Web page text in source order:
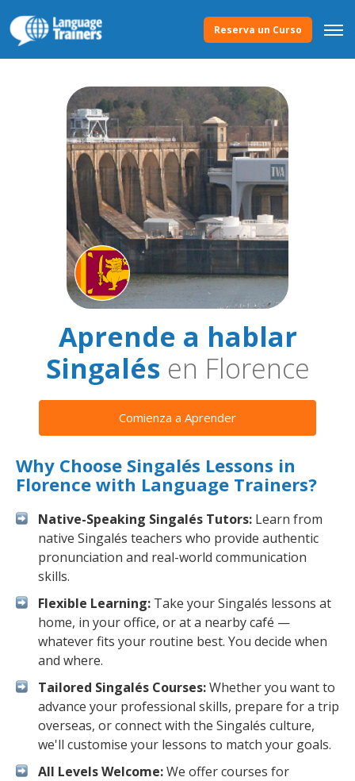
Reserva un Curso
Aprende a hablar
Singalésen Florence
Comienza a Aprender
Why Choose Singalés Lessons in
Florence with Language Trainers?
Native-Speaking Singalés Tutors: Learn from
native Singalés teachers who provide authentic
pronunciation and real-world communication
skills.
Flexible Learning: Take your Singalés lessons at
home, in your office, or at a nearby café —
whatever fits your routine best. You decide when
and where.
Tailored Singalés Courses:Whether you want to
advance your professional skills, prepare for a trip
overseas, or connect with the Singalés culture,
we'll customise your lessons to match your goals.
All Levels Welcome:We offer courses for